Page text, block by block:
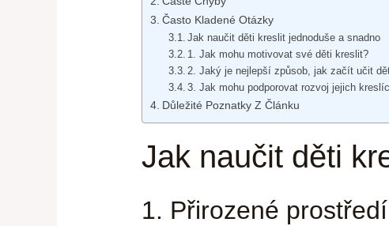
Často Kladené Otázky
Jak naučit děti kreslit jednoduše a snadno
1. Jak mohu motivovat své děti kreslit?
2. Jaký je nejlepší způsob, jak začít učit
3. Jak mohu podporovat rozvoj jejich
Důležité Poznatky Z Článku
Jak naučit děti
1. Přirozené